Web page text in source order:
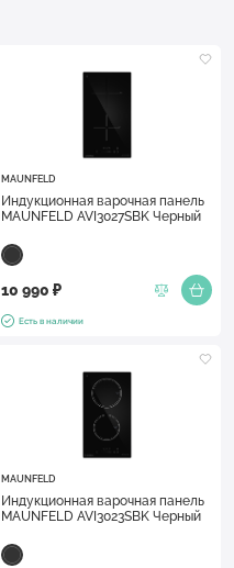
MAUNFELD
Индукционная варочная панель
MAUNFELD AVI3027SBK Черный
10 990 ₽
Есть в наличии
MAUNFELD
Индукционная варочная панель
MAUNFELD AVI3023SBK Черный